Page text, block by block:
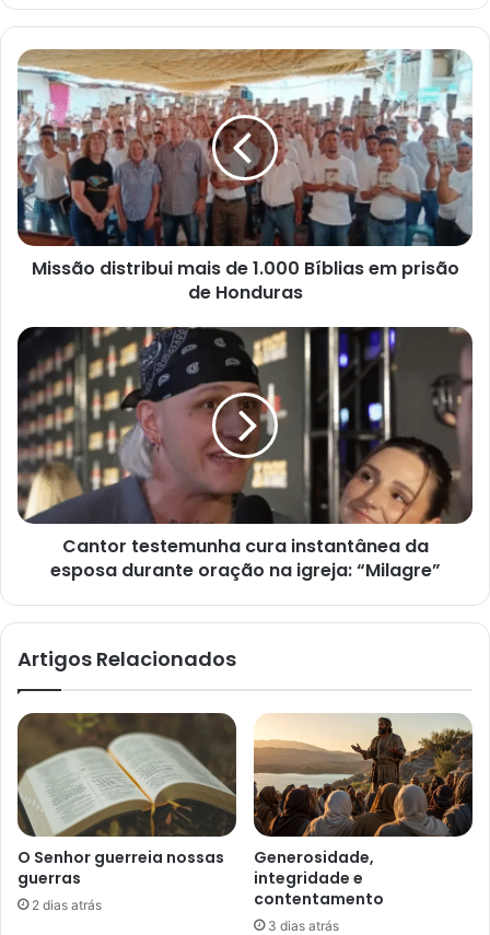
email
Missão
distribui
mais
de
1.000
Bíblias
em
prisão
de
Honduras
Missão distribui mais de 1.000 Bíblias em prisão
de Honduras
Cantor
testemunha
cura
instantânea
da
esposa
durante
oração
na
“Milagre”
Cantor testemunha cura instantânea da
esposa durante oração na igreja: “Milagre”
Artigos Relacionados
O Senhor guerreia nossas
guerras
2 dias atrás
Generosidade,
integridade e
contentamento
3 dias atrás